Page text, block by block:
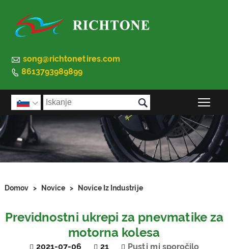
 song@richtonetires.com
 8613793989899
 
Domov > Novice > Novice Iz Industrije
Previdnostni ukrepi za pnevmatike za
motorna kolesa
2021-07-06 21 Pusti mi sporočilo